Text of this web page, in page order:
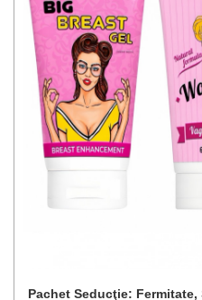
Pachet Seducţie: Fermitate,